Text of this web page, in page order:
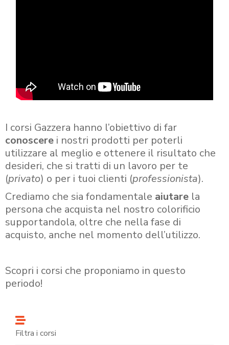
I corsi Gazzera hanno l’obiettivo di far
conoscere i nostri prodotti per poterli
utilizzare al meglio e ottenere il risultato che
desideri, che si tratti di un lavoro per te
(privato) o per i tuoi clienti (professionista).
Crediamo che sia fondamentale aiutare la
persona che acquista nel nostro colorificio
supportandola, oltre che nella fase di
acquisto, anche nel momento dell’utilizzo.
Scopri i corsi che proponiamo in questo
periodo!
Filtra i corsi